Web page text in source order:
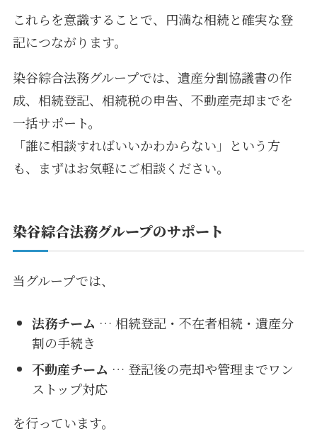
これらを意識することで、円満な相続と確実な登
記につながります。
染谷綜合法務グループでは、遺産分割協議書の作
成、相続登記、相続税の申告、不動産売却までを
一括サポート。
「誰に相談すればいいかわからない」という方
も、まずはお気軽にご相談ください。
染谷綜合法務グループのサポート
当グループでは、
法務チーム … 相続登記・不在者相続・遺産分
割の手続き
不動産チーム … 登記後の売却や管理までワン
ストップ対応
を行っています。